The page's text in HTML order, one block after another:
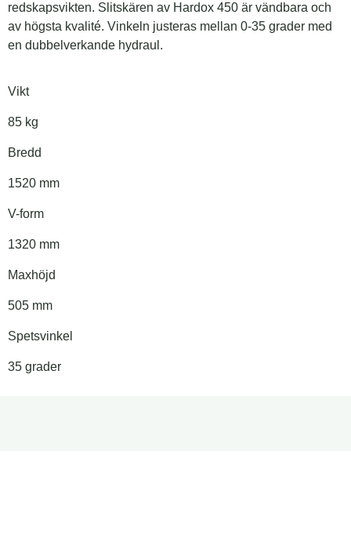
redskapsvikten. Slitskären av Hardox 450 är vändbara och
av högsta kvalité. Vinkeln justeras mellan 0-35 grader med
en dubbelverkande hydraul.
Vikt
85 kg
Bredd
1520 mm
V-form
1320 mm
Maxhöjd
505 mm
Spetsvinkel
35 grader